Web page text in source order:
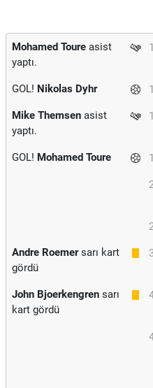
Mohamed Toure asist
yaptı.
GOL! Nikolas Dyhr
Mike Themsen asist
yaptı.
GOL! Mohamed Toure
Andre Roemersarı kart
gördü
John Bjoerkengren sarı
kart gördü